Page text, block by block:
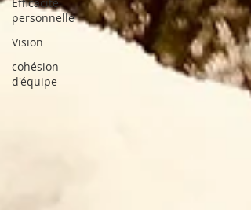
personnelle
Vision
cohésion
d'équipe